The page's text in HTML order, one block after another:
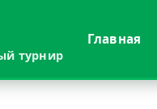
турнир
Главная